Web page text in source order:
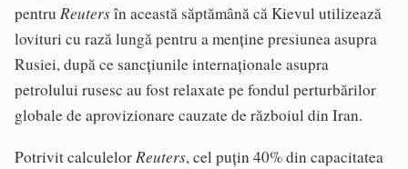
pentru Reutersîn această săptămână că Kievul utilizează
lovituri cu rază lungă pentru a menține presiunea asupra
Rusiei, după ce sancțiunile internaționale asupra
petrolului rusesc au fost relaxate pe fondul perturbărilor
globale de aprovizionare cauzate de războiul din Iran.
Potrivit calculelorReuters, cel puțin 40% din capacitatea